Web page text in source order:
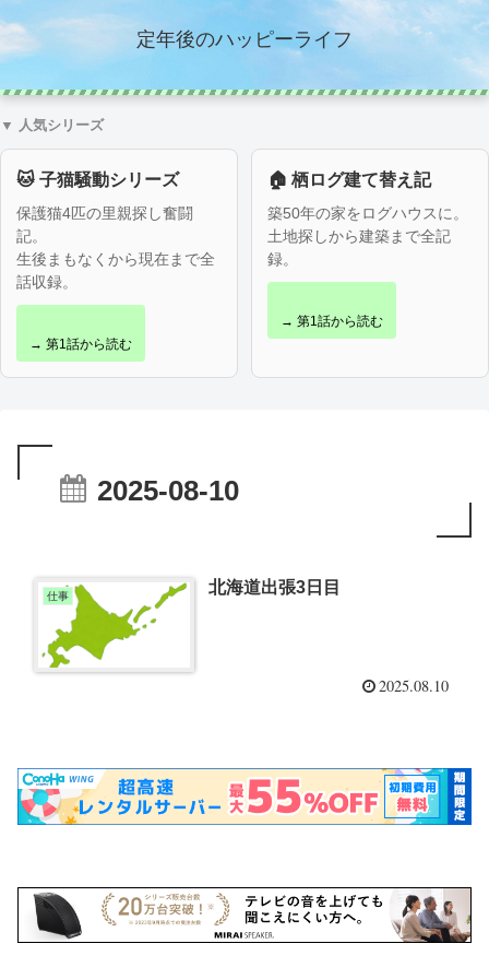
定年後のハッピーライフ
▼ 人気シリーズ
🐱 子猫騒動シリーズ
保護猫4匹の里親探し奮闘
記。
生後まもなくから現在まで全
話収録。
→ 第1話から読む
🏠 栖ログ建て替え記
築50年の家をログハウスに。
土地探しから建築まで全記
録。
→ 第1話から読む
2025-08-10
仕事 北海道出張3日目
2025.08.10